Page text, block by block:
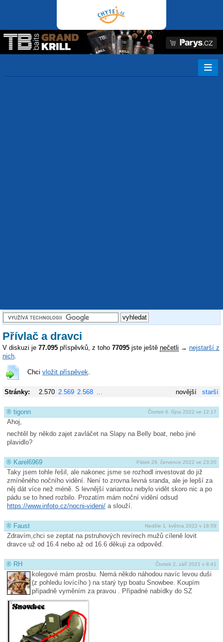
Přívlač a dravci
V diskuzi je 77.095 příspěvků, z toho 77095 jste ještě nečetli → nejstarší z
nich.
Chci vložit příspěvek.
novější starší
Stránky: 2.570 2.569 2.568
Čtvrtek 6. října 2022 ve 12:17
® tigonn
Ahoj,
nechtěl by někdo zajet zavláčet na Slapy na Belly boat, nebo jiné
plavidlo?
Pátek 29. července 2022 ve 23:20
® Karel6969
Taky jsem tohle řešil, ale nakonec jsme se rozhodl investovat do již
zmíněného nočního vidění. Není to zrovna levná sranda, ale je lepší za
něj dát více než méně. S levnější variantou nebylo vidět skoro nic a po
pádu se to hned rozbilo. Prozatím mám noční vidění odsud
https://www.infoto.cz/nocni-videni/ a slouží.
Neděle 1. května 2022 v 18:59
® Faust
Zdravím,chci se zeptat na pstruhových revírech mužů cíleně lovit
dravce už od 16.4 nebo až od 16.6 děkuji za odpověď.
Čtvrtek 2. září 2021 v 8:41
® RH
kolegové mám prosbu. Nemá někdo náhodou navíc levou duši
(z pohledu lovícího ) na starý typ boatu Snowbee. Koupím
případně vyměním za pravou . Případné nabídky do SZ